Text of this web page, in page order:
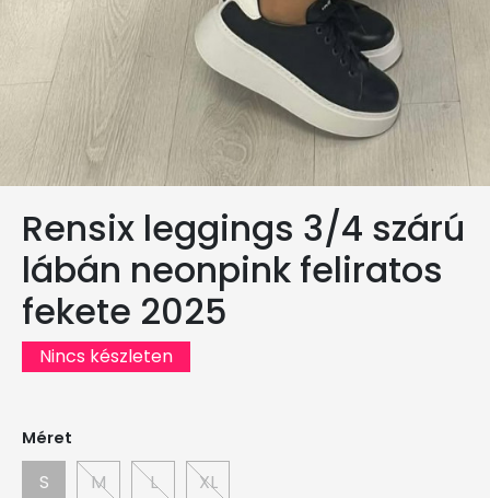
Rensix leggings 3/4 szárú
lábán neonpink feliratos
fekete 2025
Nincs készleten
Méret
S M L XL